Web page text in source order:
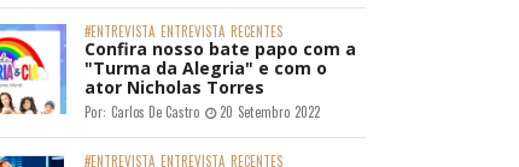
#ENTREVISTA ENTREVISTA RECENTES
Confira nosso bate papo com a
"Turma da Alegria" e com o
ator Nicholas Torres
Por: Carlos De Castro 20 Setembro 2022
#ENTREVISTA ENTREVISTA RECENTES